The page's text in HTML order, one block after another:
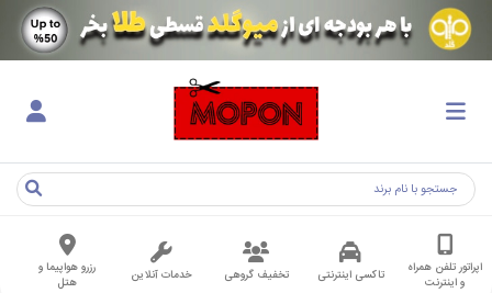
اپراتور تلفن همراه
و اینترنت
تاکسی اینترنتی تخفیف گروهی خدمات آنلاین
رزرو هواپیما و
هتل